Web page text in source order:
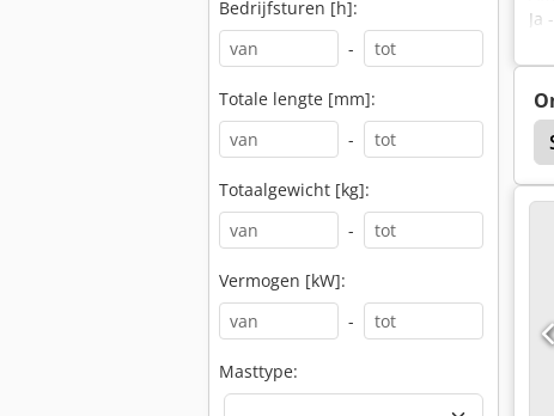
Bedrijfsturen [h]:
-
Totale lengte [mm]:
-
Totaalgewicht [kg]:
-
Vermogen [kW]:
-
Masttype:
Ja